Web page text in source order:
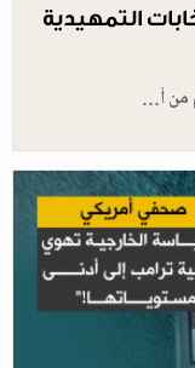
التمهيدية
من أ…